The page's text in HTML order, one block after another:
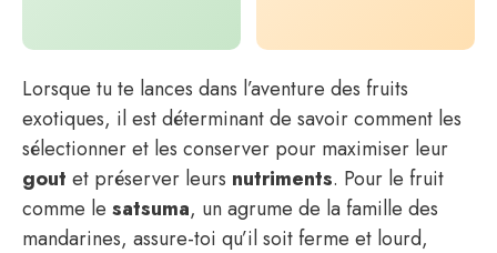
Lorsque tu te lances dans l’aventure des fruits
exotiques, il est déterminant de savoir comment les
sélectionner et les conserver pour maximiser leur
gout et préserver leurs nutriments. Pour le fruit
comme le satsuma, un agrume de la famille des
mandarines, assure-toi qu’il soit ferme et lourd,